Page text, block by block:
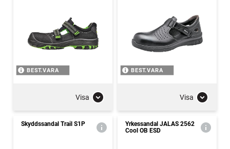
BEST.VARA
Visa
BEST.VARA
Visa
Skyddssandal Trail S1P
Yrkessandal JALAS 2562
Cool OB ESD